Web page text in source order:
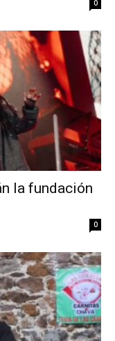
0
la fundación
0